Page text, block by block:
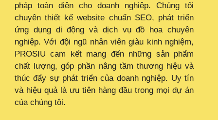
pháp toàn diện cho doanh nghiệp. Chúng tôi
chuyên thiết kế website chuẩn SEO, phát triển
ứng dụng di động và dịch vụ đồ họa chuyên
nghiệp. Với đội ngũ nhân viên giàu kinh nghiệm,
PROSIU cam kết mang đến những sản phẩm
chất lượng, góp phần nâng tầm thương hiệu và
thúc đẩy sự phát triển của doanh nghiệp. Uy tín
và hiệu quả là ưu tiên hàng đầu trong mọi dự án
của chúng tôi.